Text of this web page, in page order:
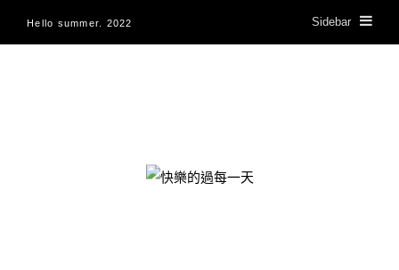
Hello summer. 2022 Sidebar
快樂的過每一天